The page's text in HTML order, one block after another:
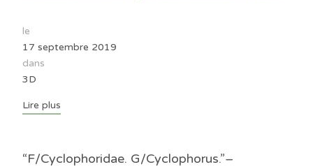
le
17 septembre 2019
dans
3D
Lire plus
“F/Cyclophoridae. G/Cyclophorus.”–